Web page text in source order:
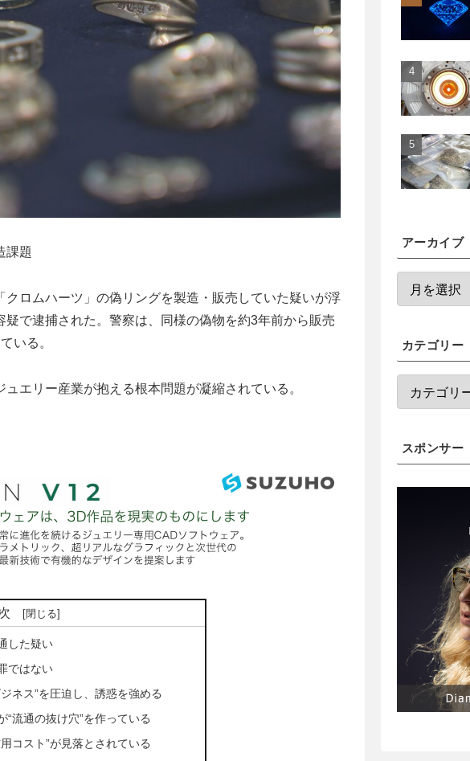
課題
ロムハーツ」の偽リングを製造・販売していた疑いが浮
で逮捕された。警察は、同様の偽物を約3年前から販売
いる。
エリー産業が抱える根本問題が凝縮されている。
した疑い
ではない
ネス”を圧迫し、誘惑を強める
流通の抜け穴”を作っている
コスト”が見落とされている
アーカイブ
カテゴリー
スポンサー